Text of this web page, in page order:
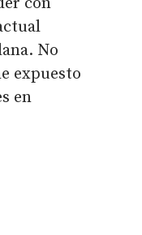
No
expuesto
en